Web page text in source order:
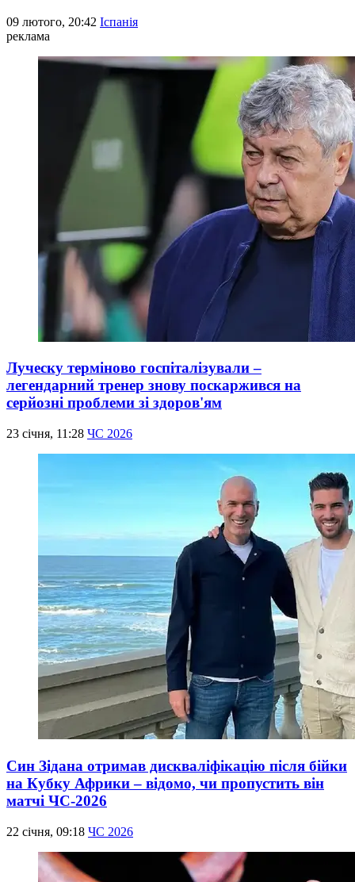
09 лютого, 20:42 Іспанія
реклама
Луческу терміново госпіталізували –
легендарний тренер знову поскаржився на
серйозні проблеми зі здоров'ям
23 січня, 11:28 ЧС 2026
Син Зідана отримав дискваліфікацію після бійки
на Кубку Африки – відомо, чи пропустить він
матчі ЧС-2026
22 січня, 09:18 ЧС 2026